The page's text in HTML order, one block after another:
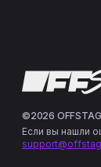
©2026
Если вы нашли